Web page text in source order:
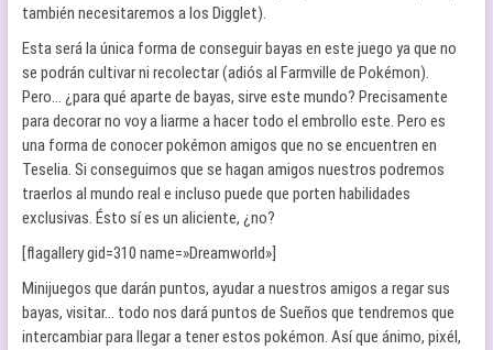
también necesitaremos a los Digglet).
Esta será la única forma de conseguir bayas en este juego ya que no
se podrán cultivar ni recolectar (adiós al Farmville de Pokémon).
Pero… ¿para qué aparte de bayas, sirve este mundo? Precisamente
para decorar no voy a liarme a hacer todo el embrollo este. Pero es
una forma de conocer pokémon amigos que no se encuentren en
Teselia. Si conseguimos que se hagan amigos nuestros podremos
traerlos al mundo real e incluso puede que porten habilidades
exclusivas. Ésto sí es un aliciente, ¿no?
[flagallery gid=310 name=»Dreamworld»]
Minijuegos que darán puntos, ayudar a nuestros amigos a regar sus
bayas, visitar… todo nos dará puntos de Sueños que tendremos que
intercambiar para llegar a tener estos pokémon. Así que ánimo, pixél,